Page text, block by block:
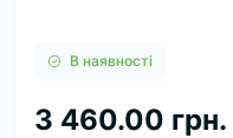
В наявності
3 460.00 грн.